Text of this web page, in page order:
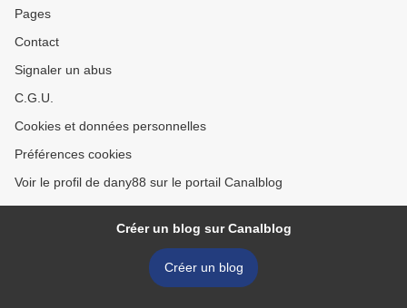
Pages
Contact
Signaler un abus
C.G.U.
Cookies et données personnelles
Préférences cookies
Voir le profil de dany88 sur le portail Canalblog
Créer un blog sur Canalblog
Créer un blog